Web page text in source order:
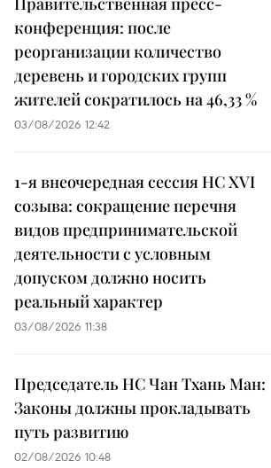
конференция: после
реорганизации количество
деревень и городских групп
жителей сократилось на 46,33 %
03/08/2026 12:42
1-я внеочередная сессия НС XVI
созыва: сокращение перечня
видов предпринимательской
деятельности с условным
допуском должно носить
реальный характер
03/08/2026 11:38
Председатель НС Чан Тхань Ман:
Законы должны прокладывать
путь развитию
02/08/2026 10:48